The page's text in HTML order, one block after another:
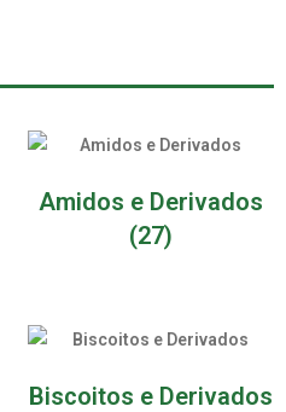
Amidos e Derivados
(27)
Biscoitos e Derivados